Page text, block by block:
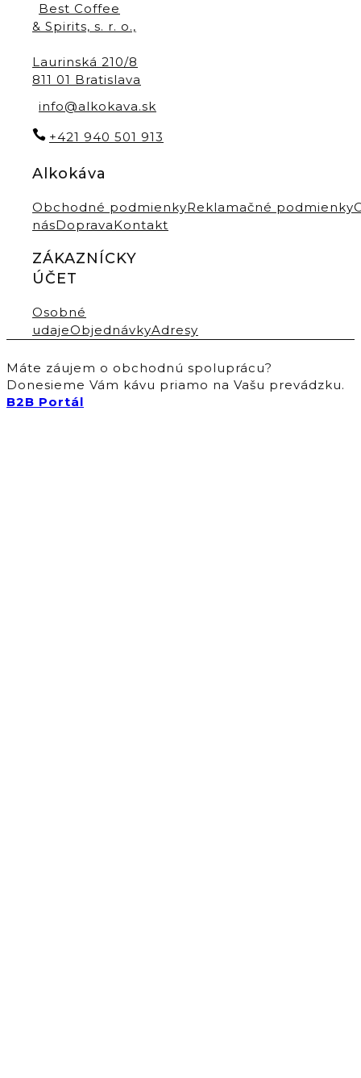
Best Coffee
& Spirits, s. r. o.,
Laurinská 210/8
811 01 Bratislava
info@alkokava.sk
+421 940 501 913
Alkokáva
Obchodné podmienkyReklamačné podmienky
násDopravaKontakt
ZÁKAZNÍCKY
ÚČET
Osobné
udajeObjednávkyAdresy
Máte záujem o obchodnú spoluprácu?
Donesieme Vám kávu priamo na Vašu prevádzku.
B2B Portál